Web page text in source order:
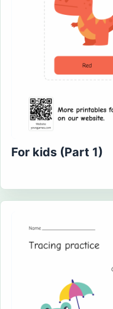
For kids (Part 1)